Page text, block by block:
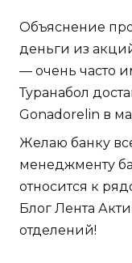
Объяснение
деньги из
— очень часто
Туранабол
Gonadorelin в
Желаю банку
менеджменту
относится к
Блог Лента
отделений!